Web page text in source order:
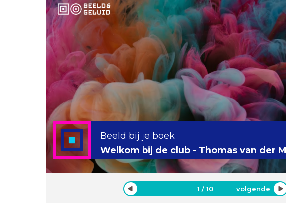
Welkom bij de club - Thomas van der
Beeld bij je boek
1 /10 volgende